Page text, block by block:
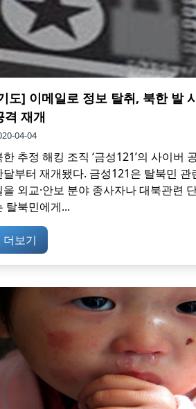
도] 이메일로 정보 탈취, 북한 발
격 재개
04-04
한 추정 해킹 조직 ‘금성121’의 사이버
달부터 재개됐다. 금성121은 탈북민 관
을 외교·안보 분야 종사자나 대북관련
탈북민에게...
더보기